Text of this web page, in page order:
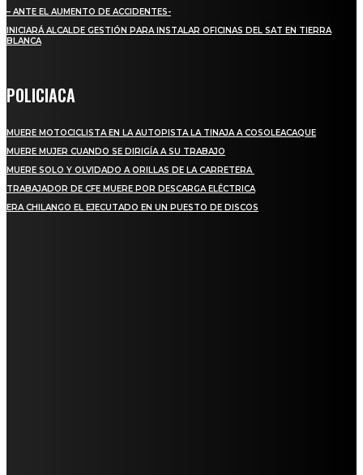
– ANTE EL AUMENTO DE ACCIDENTES-
INICIARÁ ALCALDE GESTIÓN PARA INSTALAR OFICINAS DEL SAT EN TIERRA
BLANCA
POLICIACA
MUERE MOTOCICLISTA EN LA AUTOPISTA LA TINAJA A COSOLEACAQUE
MUERE MUJER CUANDO SE DIRIGÍA A SU TRABAJO
MUERE SOLO Y OLVIDADO A ORILLAS DE LA CARRETERA
TRABAJADOR DE CFE MUERE POR DESCARGA ELÉCTRICA
ERA CHILANGO EL EJECUTADO EN UN PUESTO DE DISCOS